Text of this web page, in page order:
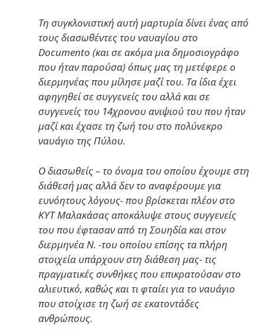
Τη συγκλονιστική αυτή μαρτυρία δίνει ένας από
τους διασωθέντες του ναυαγίου στο
Documento (και σε ακόμα μια δημοσιογράφο
που ήταν παρούσα) όπως μας τη μετέφερε ο
διερμηνέας που μίλησε μαζί του. Τα ίδια έχει
αφηγηθεί σε συγγενείς του αλλά και σε
συγγενείς του 14χρονου ανιψιού του που ήταν
μαζί και έχασε τη ζωή του στο πολύνεκρο
ναυάγιο της Πύλου.
Ο διασωθείς – το όνομα του οποίου έχουμε στη
διάθεσή μας αλλά δεν το αναφέρουμε για
ευνόητους λόγους- που βρίσκεται πλέον στο
ΚΥΤ Μαλακάσας αποκάλυψε στους συγγενείς
του που έφτασαν από τη Σουηδία και στον
διερμηνέα Ν. -του οποίου επίσης τα πλήρη
στοιχεία υπάρχουν στη διάθεση μας- τις
πραγματικές συνθήκες που επικρατούσαν στο
αλιευτικό, καθώς και τι φταίει για το ναυάγιο
που στοίχισε τη ζωή σε εκατοντάδες
ανθρώπους.